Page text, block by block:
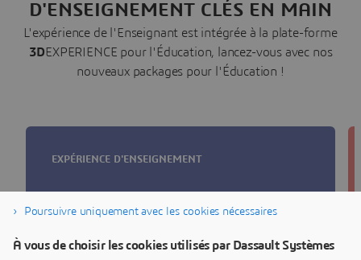
D'ENSEIGNEMENT CLÉS EN MAIN
L'expérience de l'Enseignant est intégrée à la plate-forme
3DEXPERIENCE pour l'Éducation, lancez-vous avec nos
nouveaux packages pour l'Éducation !
EXPÉRIENCE D'ENSEIGNEMENT
Enseigner l'ingénierie de
Poursuivre uniquement avec les cookies nécessaires
À vous de choisir les cookies utilisés par Dassault Systèmes